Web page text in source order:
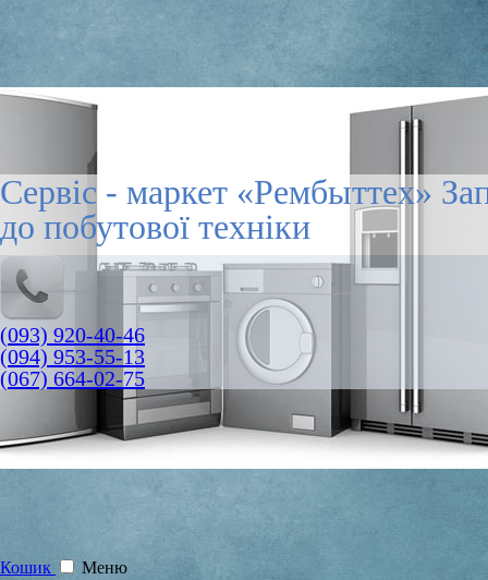
Сервіс - маркет «Рембыттех»
до побутової техніки
(093) 920-40-46
(094) 953-55-13
(067) 664-02-75
Кошик
Меню